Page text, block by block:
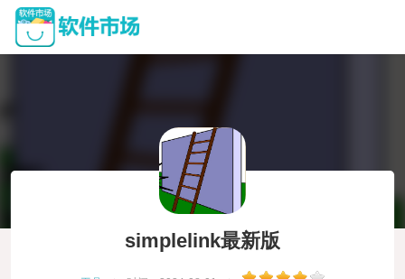
simplelink最新版